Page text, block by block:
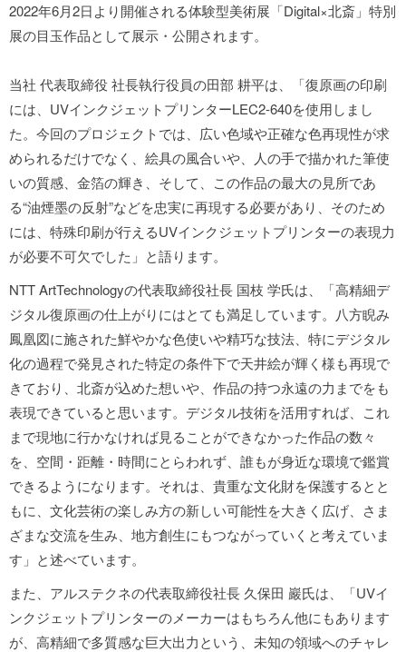
2022年6月2日より開催される体験型美術展「Digital×北斎」特別
展の目玉作品として展示・公開されます。
当社 代表取締役 社長執行役員の田部 耕平は、「復原画の印刷
には、UVインクジェットプリンターLEC2-640を使用しまし
た。今回のプロジェクトでは、広い色域や正確な色再現性が求
められるだけでなく、絵具の風合いや、人の手で描かれた筆使
いの質感、金箔の輝き、そして、この作品の最大の見所であ
る“油煙墨の反射”などを忠実に再現する必要があり、そのため
には、特殊印刷が行えるUVインクジェットプリンターの表現力
が必要不可欠でした」と語ります。
NTT ArtTechnologyの代表取締役社長 国枝 学氏は、「高精細デ
ジタル復原画の仕上がりにはとても満足しています。八方睨み
鳳凰図に施された鮮やかな色使いや精巧な技法、特にデジタル
化の過程で発見された特定の条件下で天井絵が輝く様も再現で
きており、北斎が込めた想いや、作品の持つ永遠の力までをも
表現できていると思います。デジタル技術を活用すれば、これ
まで現地に行かなければ見ることができなかった作品の数々
を、空間・距離・時間にとらわれず、誰もが身近な環境で鑑賞
できるようになります。それは、貴重な文化財を保護するとと
もに、文化芸術の楽しみ方の新しい可能性を大きく広げ、さま
ざまな交流を生み、地方創生にもつながっていくと考えていま
す」と述べています。
また、アルステクネの代表取締役社長 久保田 巖氏は、「UVイ
ンクジェットプリンターのメーカーはもちろん他にもあります
が、高精細で多質感な巨大出力という、未知の領域へのチャレ